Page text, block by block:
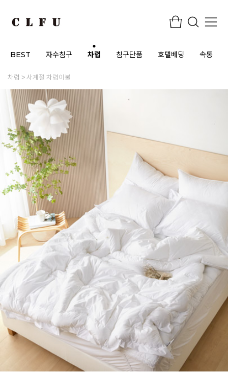
BEST 자수침구 차렵 침구단품 호텔베딩 속통
차렵 사계절 차렵이불